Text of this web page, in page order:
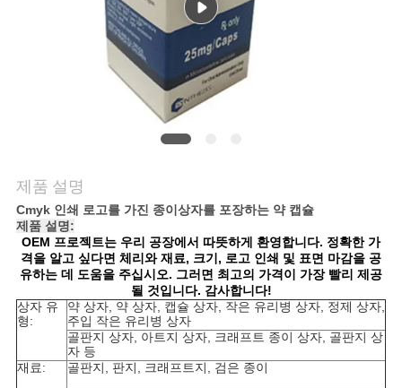
뉴
스
경
제품 설명
Cmyk 인쇄 로고를 가진 종이상자를 포장하는 약 캡슐
제품 설명:
OEM 프로젝트는 우리 공장에서 따뜻하게 환영합니다. 정확한 가
격을 알고 싶다면 체리와 재료, 크기, 로고 인쇄 및 표면 마감을 공
유하는 데 도움을 주십시오. 그러면 최고의 가격이 가장 빨리 제공
될 것입니다. 감사합니다!
상자 유
형:
약 상자, 약 상자, 캡슐 상자, 작은 유리병 상자, 정제 상자,
주입 작은 유리병 상자
골판지 상자, 아트지 상자, 크래프트 종이 상자, 골판지 상
자 등
재료:
골판지, 판지, 크래프트지, 검은 종이